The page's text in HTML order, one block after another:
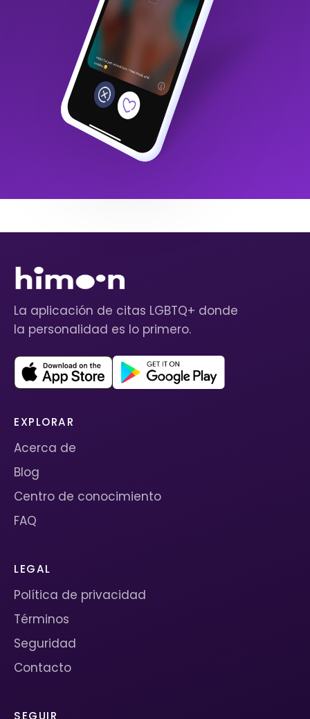
La aplicación de citas LGBTQ+ donde
la personalidad es lo primero.
EXPLORAR
Acerca de
Blog
Centro de conocimiento
FAQ
LEGAL
Política de privacidad
Términos
Seguridad
Contacto